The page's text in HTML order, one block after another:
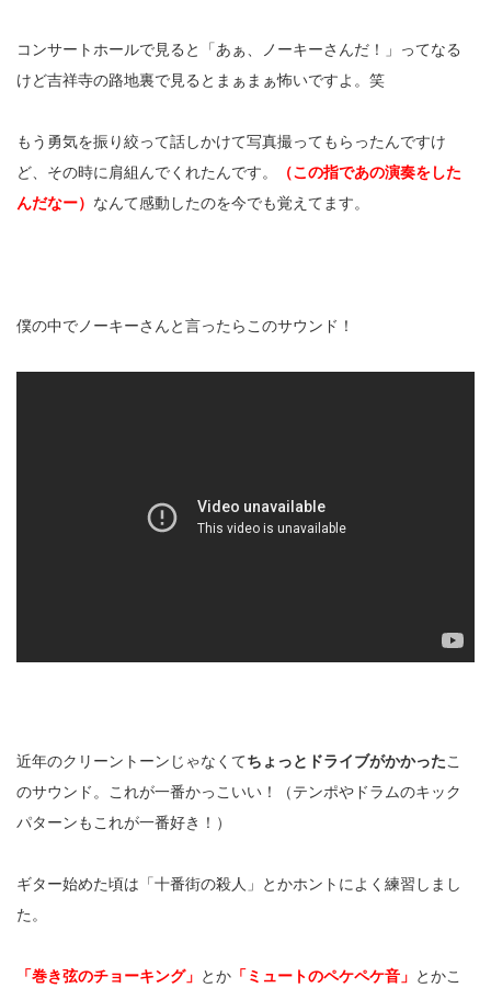
コンサートホールで見ると「あぁ、ノーキーさんだ！」ってなる
けど吉祥寺の路地裏で見るとまぁまぁ怖いですよ。笑
もう勇気を振り絞って話しかけて写真撮ってもらったんですけ
ど、その時に肩組んでくれたんです。
（この指であの演奏をした
んだなー） なんて感動したのを今でも覚えてます。
僕の中でノーキーさんと言ったらこのサウンド！
近年のクリーントーンじゃなくてちょっとドライブがかかったこ
のサウンド。これが一番かっこいい！（テンポやドラムのキック
パターンもこれが一番好き！）
ギター始めた頃は「十番街の殺人」とかホントによく練習しまし
た。
「巻き弦のチョーキング」 とか 「ミュートのペケペケ音」 とかこ